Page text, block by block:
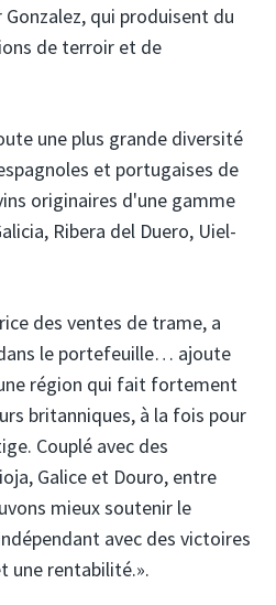
qui produisent du
de terroir et de
une plus grande diversité
et portugaises de
originaires d'une gamme
Ribera del Duero, Uiel-
des ventes de trame, a
le portefeuille… ajoute
région qui fait fortement
britanniques, à la fois pour
Couplé avec des
Galice et Douro, entre
mieux soutenir le
avec des victoires
une rentabilité.».